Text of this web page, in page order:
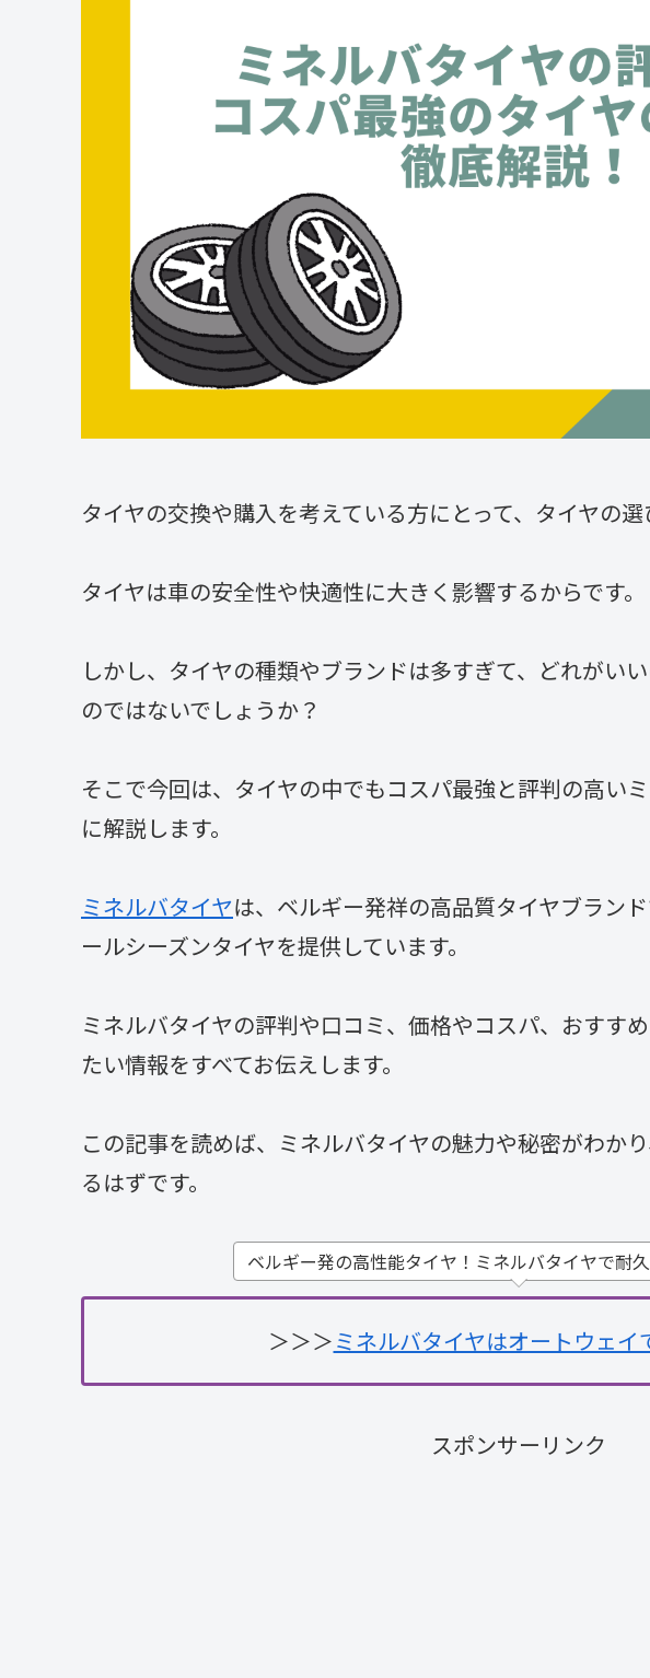
タイヤの交換や購入を考えている方にとって、タイヤの選
タイヤは車の安全性や快適性に大きく影響するからです。
しかし、タイヤの種類やブランドは多すぎて、どれがい
のではないでしょうか？
そこで今回は、タイヤの中でもコスパ最強と評判の高い
に解説します。
ミネルバタイヤは、ベルギー発祥の高品質タイヤブラン
ールシーズンタイヤを提供しています。
ミネルバタイヤの評判や口コミ、価格やコスパ、おすす
たい情報をすべてお伝えします。
この記事を読めば、ミネルバタイヤの魅力や秘密がわか
るはずです。
ベルギー発の高性能タイヤ！ミネルバタイヤで耐
＞＞＞ミネルバタイヤはオートウェイ
スポンサーリンク